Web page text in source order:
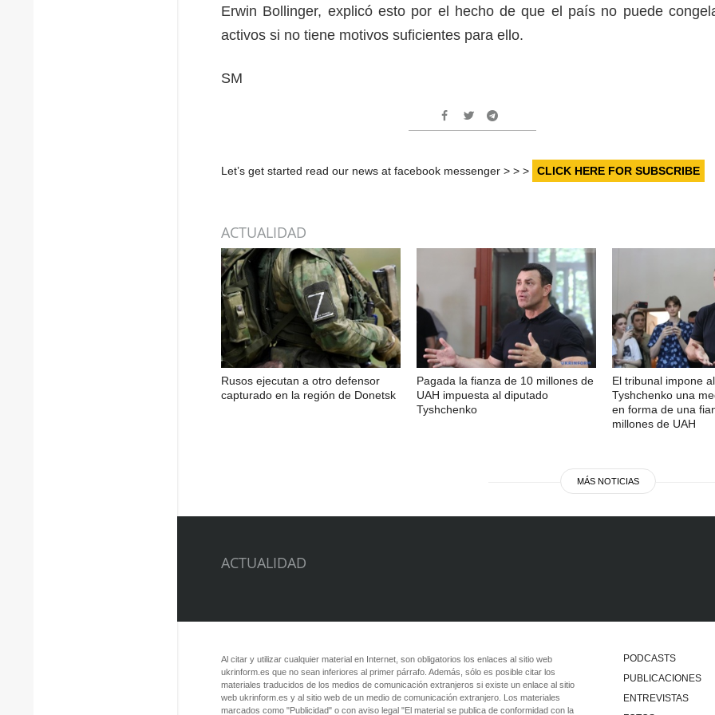
Erwin Bollinger, explicó esto por el hecho de que el país no puede
activos si no tiene motivos suficientes para ello.
SM
Let’s get started read our news at facebook messenger > > > CLICK HERE FOR SUBSCRIBE
ACTUALIDAD
Rusos ejecutan a otro defensor
capturado en la región de Donetsk
Pagada la fianza de 10 millones de
UAH impuesta al diputado
Tyshchenko
El tribunal impone
Tyshchenko una
en forma de una
millones de UAH
MÁS NOTICIAS
ACTUALIDAD
PODCASTS
PUBLICACIONES
ENTREVISTAS
Al citar y utilizar cualquier material en Internet, son obligatorios los enlaces al sitio web
ukrinform.es que no sean inferiores al primer párrafo. Además, sólo es posible citar los
materiales traducidos de los medios de comunicación extranjeros si existe un enlace al sitio
web ukrinform.es y al sitio web de un medio de comunicación extranjero. Los materiales
marcados como "Publicidad" o con aviso legal "El material se publica de conformidad con la